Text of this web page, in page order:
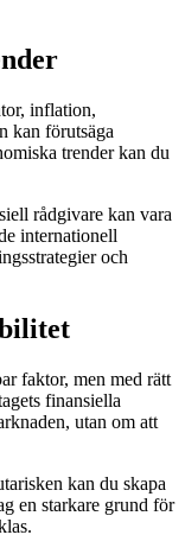
inflation,
kan förutsäga
trender kan du
rådgivare kan vara
internationell
och
faktor, men med rätt
finansiella
utan om att
kan du skapa
en starkare grund för